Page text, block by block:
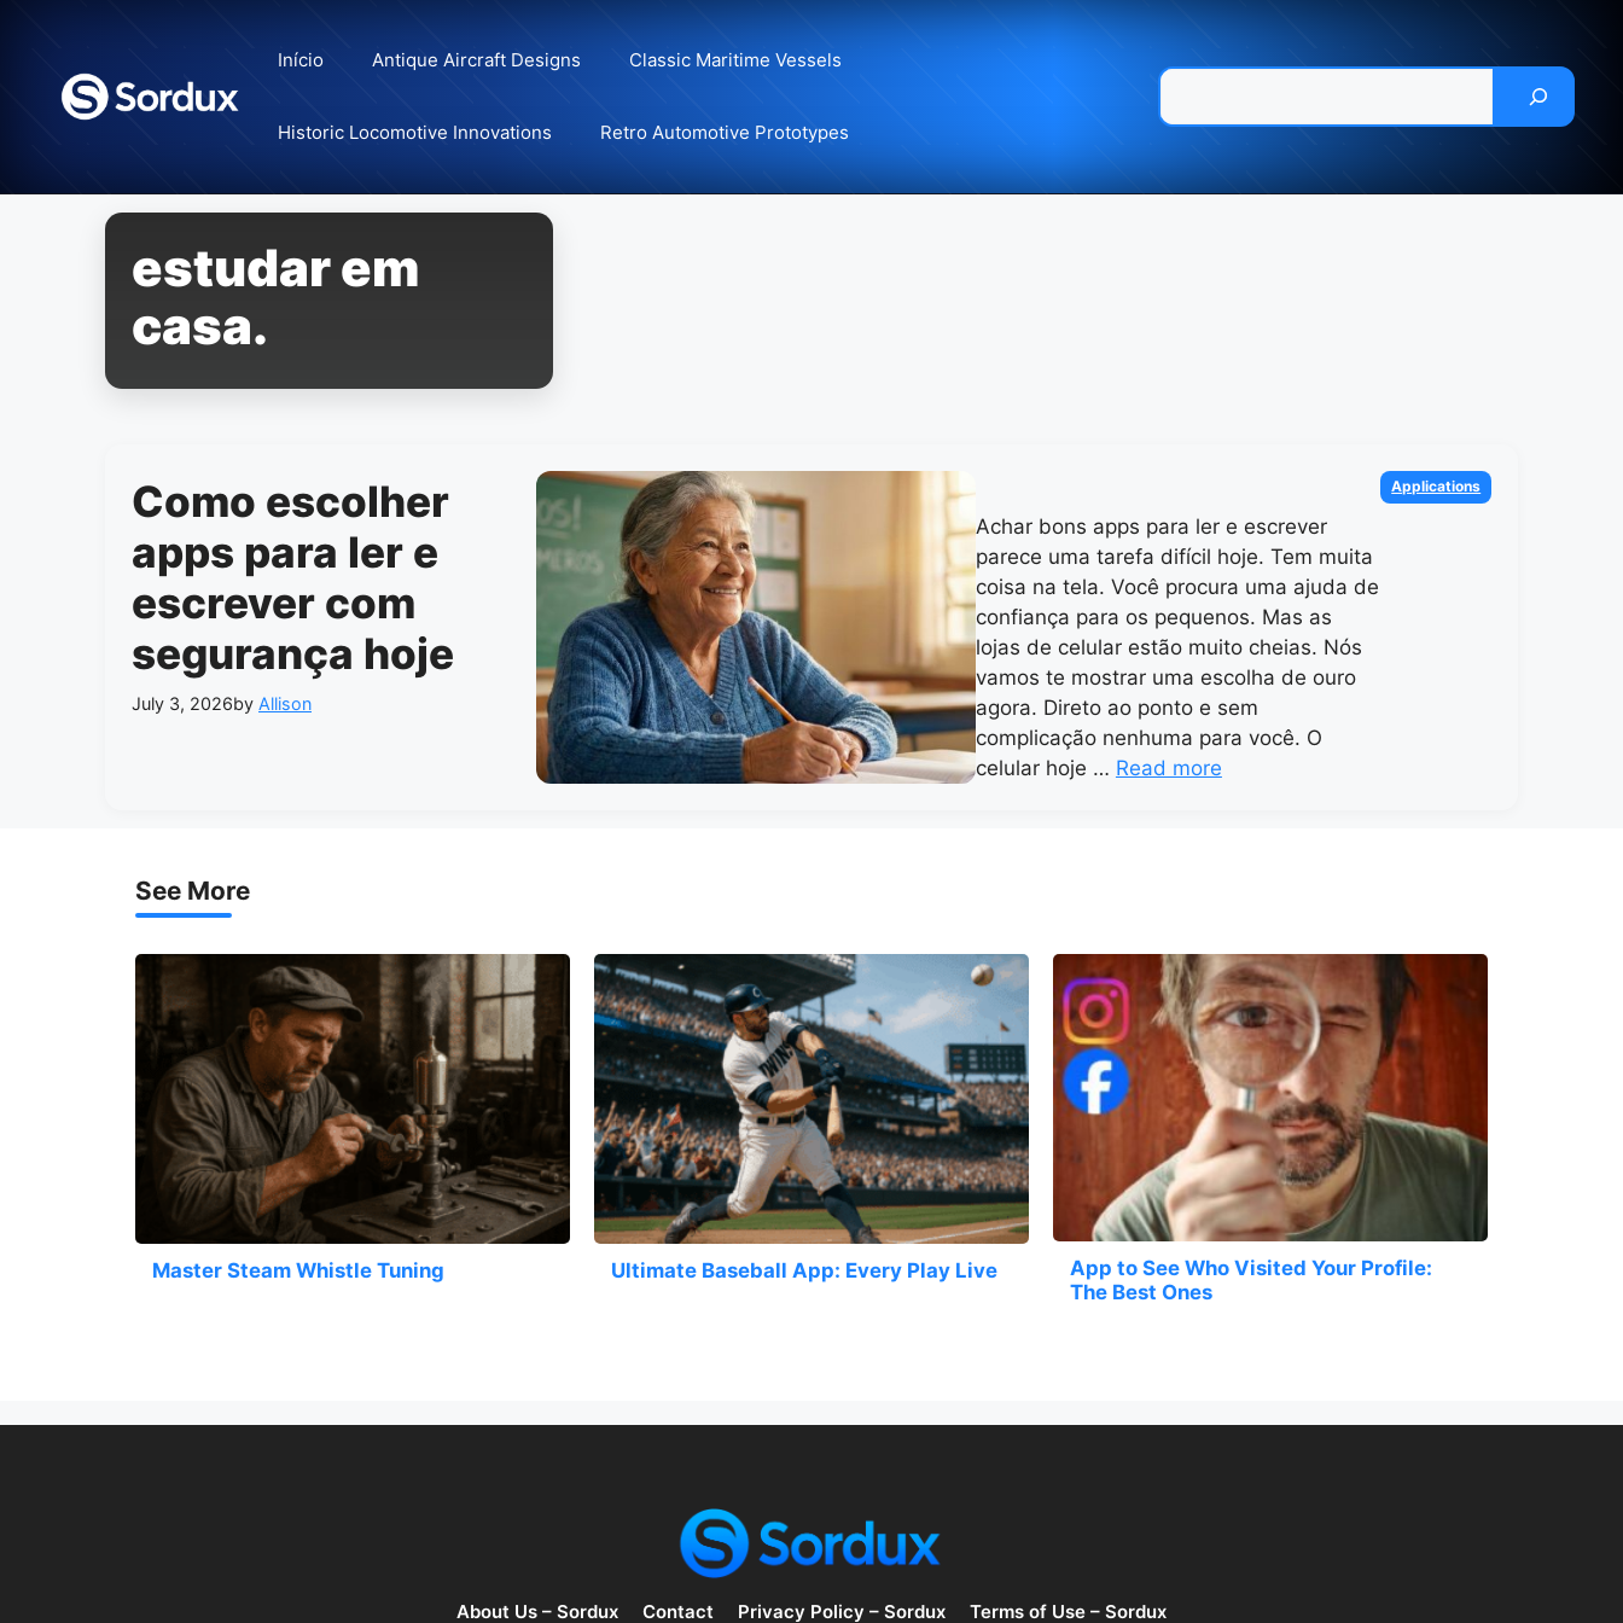
content
Início Antique Aircraft Designs Classic Maritime Vessels
Historic Locomotive Innovations Retro Automotive Prototypes
estudar em
casa.
Como escolher
apps para ler e
escrever com
segurança hoje
July 3, 2026by Allison
Achar bons apps para ler e escrever
parece uma tarefa difícil hoje. Tem muita
coisa na tela. Você procura uma ajuda de
confiança para os pequenos. Mas as
lojas de celular estão muito cheias. Nós
vamos te mostrar uma escolha de ouro
agora. Direto ao ponto e sem
complicação nenhuma para você. O
celular hoje … Read more
Categories
Applications
See More
Master Steam Whistle Tuning Ultimate Baseball App: Every Play Live
App to See Who Visited Your Profile:
The Best Ones
About Us – Sordux Contact Privacy Policy – Sordux Terms of Use – Sordux